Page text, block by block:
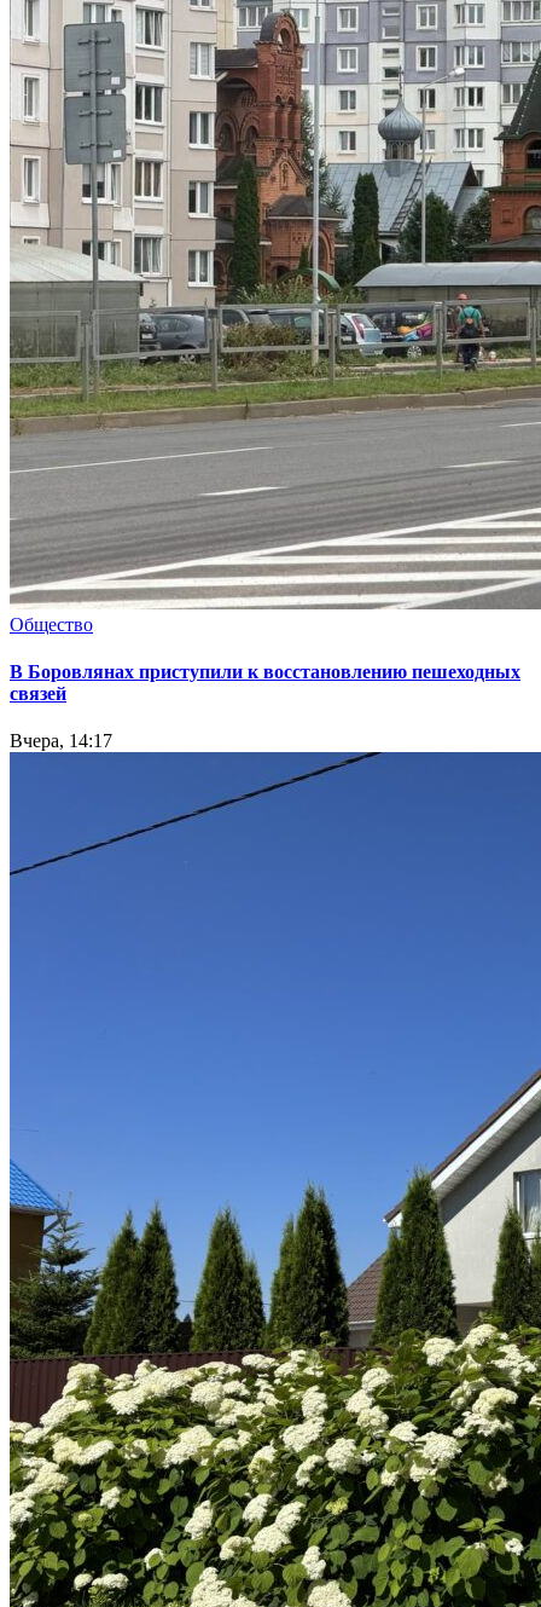
Общество
В Боровлянах приступили к восстановлению пешеходных
связей
Вчера, 14:17